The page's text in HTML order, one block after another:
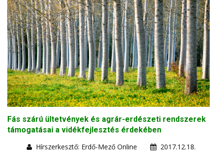
Fás szárú ültetvények és agrár-erdészeti rendszerek
támogatásai a vidékfejlesztés érdekében
Hírszerkesztő: Erdő-Mező Online
2017.12.18.